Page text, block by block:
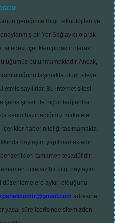
gereğince Bilgi Teknolojileri ve
bir Yer Sağlayıcı olarak
sitedeki içerikleri proaktif olarak
bulunmamaktadır. Ancak,
taşımakta olup, siteye
sayılırlar. Bu internet sitesi,
şirketi ile hiçbir bağlantısı
kendi hazırladığımız makaleler
içerikler haber niteliği taşımamakta
paylaşım yapılmamaktadır.
tamamen tesadüfidir.
ücretsiz bir bilgi paylaşım
aykırı olduğunu
adresine
yasal süre içerisinde sitemizden